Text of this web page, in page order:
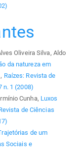
Oliveira Silva, Aldo
da natureza em
, Raízes: Revista de
n. 1 (2008)
Cunha, Luxos
de Ciências
de um
Sociais e